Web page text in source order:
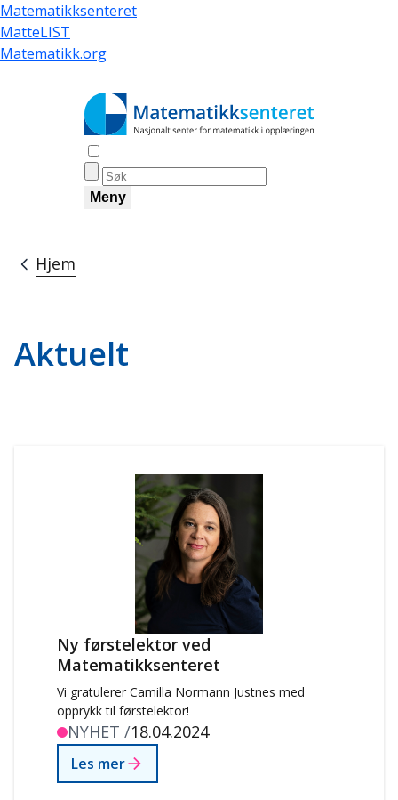
Hopp
til
hovedinnhold
Matematikksenteret
MatteLIST
Matematikk.org
Meny
Navigasjonssti
Hjem
Aktuelt
Ny førstelektor ved
Matematikksenteret
Vi gratulerer Camilla Normann Justnes med
opprykk til førstelektor!
NYHET /18.04.2024
Les mer